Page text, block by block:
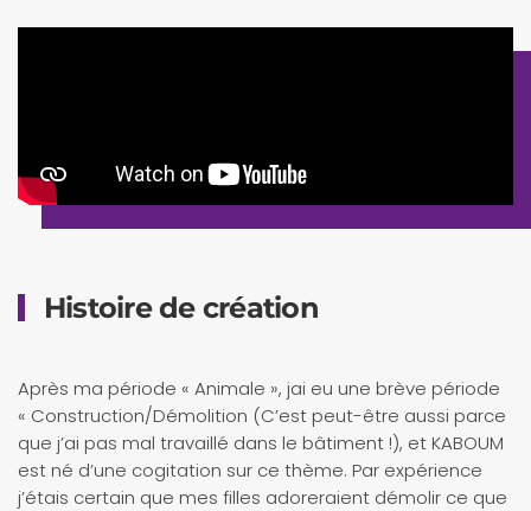
Histoire de création
Après ma période « Animale », jai eu une brève période
« Construction/Démolition (C’est peut-être aussi parce
que j’ai pas mal travaillé dans le bâtiment !), et KABOUM
est né d’une cogitation sur ce thème. Par expérience
j’étais certain que mes filles adoreraient démolir ce que